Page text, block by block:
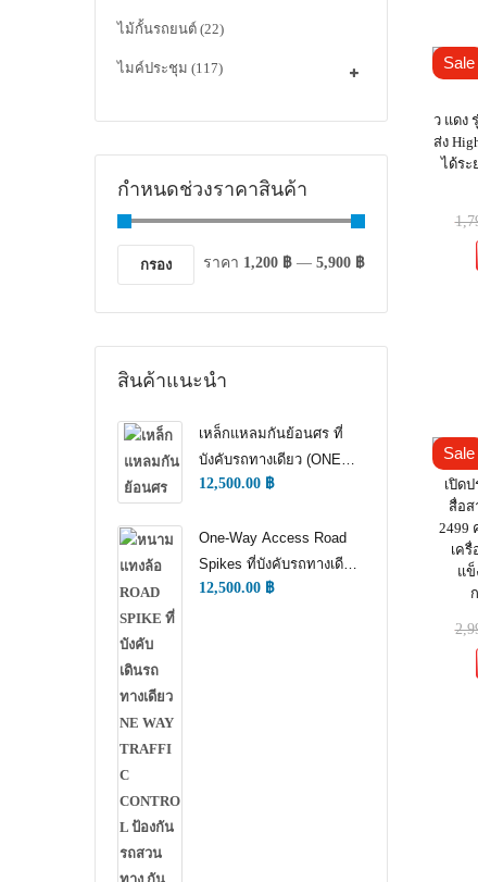
ไม้กั้นรถยนต์ (22)
ไมค์ประชุม (117)
กำหนดช่วงราคาสินค้า
กรอง ราคา 1,200 ฿ — 5,900 ฿
สินค้าแนะนำ
เหล็กแหลมกันย้อนศร ที่
บังคับรถทางเดียว (ONE
WAY TRAFFIC
12,500.00 ฿
One-Way Access Road
Spikes ที่บังคับรถทางเดียว
(ONE WAY TRAFFIC
12,500.00 ฿
Sale
ว แดง
ส่ง
ได้ระ
Sale
เปิด
สื่อส
2499
เค
แข็